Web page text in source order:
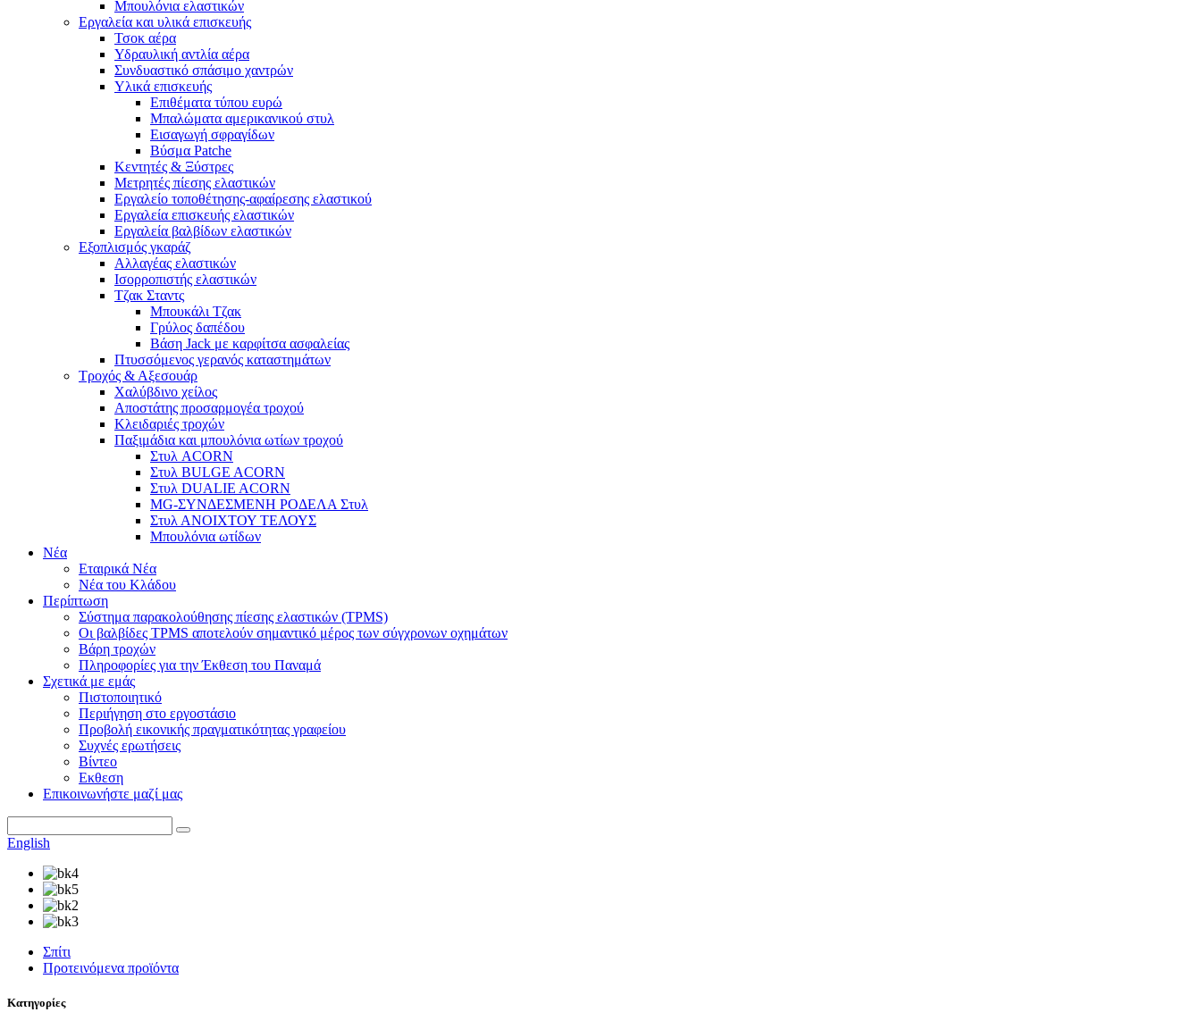
Μπουλόνια ελαστικών
Εργαλεία και υλικά επισκευής
Τσοκ αέρα
Υδραυλική αντλία αέρα
Συνδυαστικό σπάσιμο χαντρών
Υλικά επισκευής
Επιθέματα τύπου ευρώ
Μπαλώματα αμερικανικού στυλ
Εισαγωγή σφραγίδων
Βύσμα Patche
Κεντητές & Ξύστρες
Μετρητές πίεσης ελαστικών
Εργαλείο τοποθέτησης-αφαίρεσης ελαστικού
Εργαλεία επισκευής ελαστικών
Εργαλεία βαλβίδων ελαστικών
Εξοπλισμός γκαράζ
Αλλαγέας ελαστικών
Ισορροπιστής ελαστικών
Τζακ Σταντς
Μπουκάλι Τζακ
Γρύλος δαπέδου
Βάση Jack με καρφίτσα ασφαλείας
Πτυσσόμενος γερανός καταστημάτων
Τροχός & Αξεσουάρ
Χαλύβδινο χείλος
Αποστάτης προσαρμογέα τροχού
Κλειδαριές τροχών
Παξιμάδια και μπουλόνια ωτίων τροχού
Στυλ ACORN
Στυλ BULGE ACORN
Στυλ DUALIE ACORN
MG-ΣΥΝΔΕΣΜΕΝΗ ΡΟΔΕΛΑ Στυλ
Στυλ ΑΝΟΙΧΤΟΥ ΤΕΛΟΥΣ
Μπουλόνια ωτίδων
Νέα
Εταιρικά Νέα
Νέα του Κλάδου
Περίπτωση
Σύστημα παρακολούθησης πίεσης ελαστικών (TPMS)
Οι βαλβίδες TPMS αποτελούν σημαντικό μέρος των σύγχρονων οχημάτων
Βάρη τροχών
Πληροφορίες για την Έκθεση του Παναμά
Σχετικά με εμάς
Πιστοποιητικό
Περιήγηση στο εργοστάσιο
Προβολή εικονικής πραγματικότητας γραφείου
Συχνές ερωτήσεις
Βίντεο
Εκθεση
Επικοινωνήστε μαζί μας
English
Σπίτι
Προτεινόμενα προϊόντα
Κατηγορίες